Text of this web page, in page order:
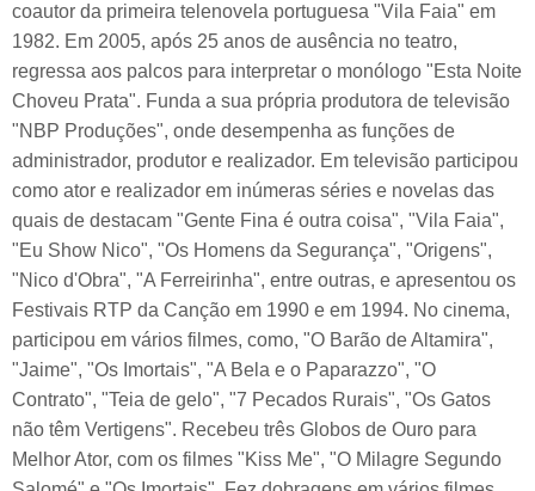
coautor da primeira telenovela portuguesa "Vila Faia" em
1982. Em 2005, após 25 anos de ausência no teatro,
regressa aos palcos para interpretar o monólogo "Esta Noite
Choveu Prata". Funda a sua própria produtora de televisão
"NBP Produções", onde desempenha as funções de
administrador, produtor e realizador. Em televisão participou
como ator e realizador em inúmeras séries e novelas das
quais de destacam "Gente Fina é outra coisa", "Vila Faia",
"Eu Show Nico", "Os Homens da Segurança", "Origens",
"Nico d'Obra", "A Ferreirinha", entre outras, e apresentou os
Festivais RTP da Canção em 1990 e em 1994. No cinema,
participou em vários filmes, como, "O Barão de Altamira",
"Jaime", "Os Imortais", "A Bela e o Paparazzo", "O
Contrato", "Teia de gelo", "7 Pecados Rurais", "Os Gatos
não têm Vertigens". Recebeu três Globos de Ouro para
Melhor Ator, com os filmes "Kiss Me", "O Milagre Segundo